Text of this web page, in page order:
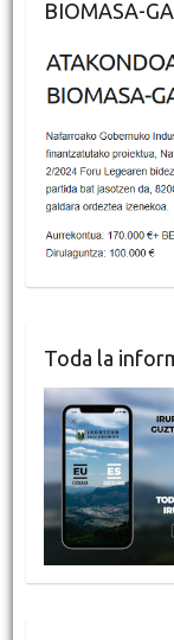
BIOMASA-
Toda la